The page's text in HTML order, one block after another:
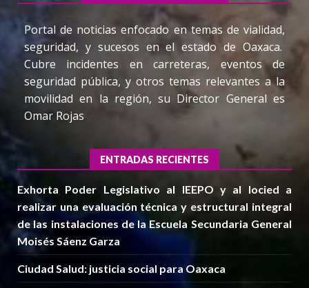
Portal de noticias enfocado en temas de vialidad,
seguridad, y sucesos en el estado de Oaxaca.
Cubre incidentes en carreteras, eventos de
seguridad pública, y otros temas relevantes a la
movilidad en la región, su Director General es
Omar Rojas
ENTRADAS RECIENTES
Exhorta Poder Legislativo al IEEPO y al Iocied a
realizar una evaluación técnica y estructural integral
de las instalaciones de la Escuela Secundaria General
Moisés Sáenz Garza
Ciudad Salud: justicia social para Oaxaca